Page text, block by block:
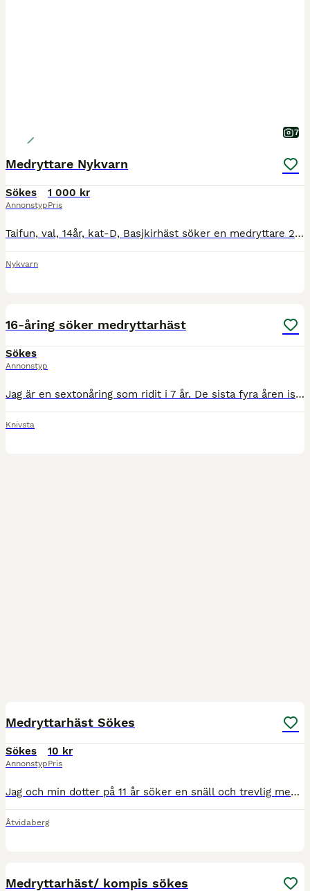
7
Medryttare Nykvarn
Sökes
Annonstyp
1 000 kr
Pris
Taifun, val, 14år, kat-D, Basjkirhäst söker en medryttare 2ggr/ v. Taifun är en bussig allroundhäst som vill ha en vänlig, tydlig och konsekvent ryttare. Taifun är modig, stabil och juste. Taifun gi
Nykvarn
16-åring söker medryttarhäst
Sökes
Annonstyp
Jag är en sextonåring som ridit i 7 år. De sista fyra åren islandshäst, så har kunskap inom både islands- och "vanlig" häst. Alla djur ligger mig varmt om hjärtat och jag försöker alltid att se till d
Knivsta
Medryttarhäst Sökes
Sökes
Annonstyp
10 kr
Pris
Jag och min dotter på 11 år söker en snäll och trevlig medryttarhäst som vi kan rida och pyssla om någon eller några dagar i veckan. Min dotter rider på ridskola i överrum och har ett stort hästintre
Åtvidaberg
Medryttarhäst/ kompis sökes